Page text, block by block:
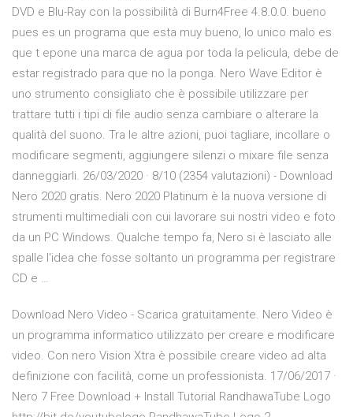
DVD e Blu-Ray con la possibilità di Burn4Free 4.8.0.0. bueno
pues es un programa que esta muy bueno, lo unico malo es
que t epone una marca de agua por toda la pelicula, debe de
estar registrado para que no la ponga. Nero Wave Editor è
uno strumento consigliato che è possibile utilizzare per
trattare tutti i tipi di file audio senza cambiare o alterare la
qualità del suono. Tra le altre azioni, puoi tagliare, incollare o
modificare segmenti, aggiungere silenzi o mixare file senza
danneggiarli. 26/03/2020 · 8/10 (2354 valutazioni) - Download
Nero 2020 gratis. Nero 2020 Platinum è la nuova versione di
strumenti multimediali con cui lavorare sui nostri video e foto
da un PC Windows. Qualche tempo fa, Nero si è lasciato alle
spalle l'idea che fosse soltanto un programma per registrare
CD e …
Download Nero Video - Scarica gratuitamente. Nero Video è
un programma informatico utilizzato per creare e modificare
video. Con nero Vision Xtra è possibile creare video ad alta
definizione con facilità, come un professionista. 17/06/2017 ·
Nero 7 Free Download + Install Tutorial RandhawaTube Logo